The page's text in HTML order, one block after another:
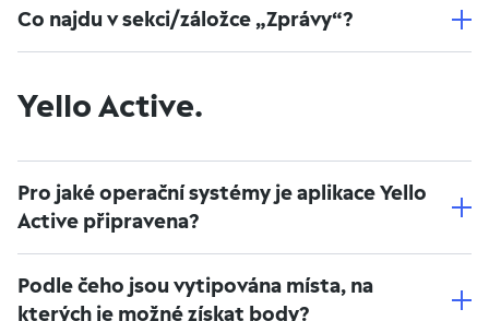
Co najdu v sekci/záložce „Zprávy“?
Yello Active.
Pro jaké operační systémy je aplikace Yello
Active připravena?
Podle čeho jsou vytipována místa, na
kterých je možné získat body?